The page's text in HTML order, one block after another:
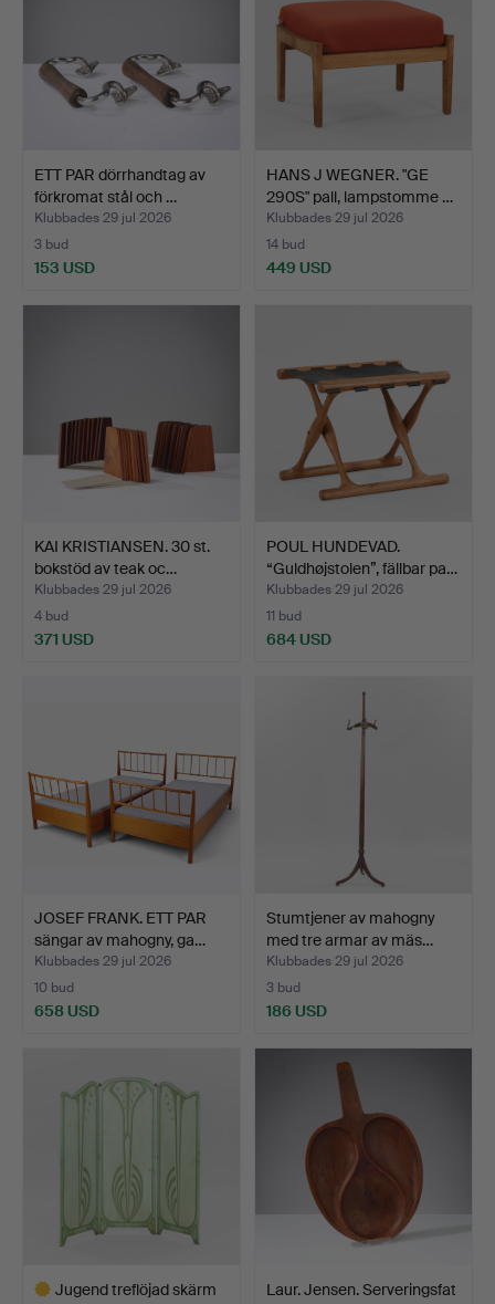
ETT PAR dörrhandtag av
förkromat stål och …
Klubbades 29 jul 2026
3 bud
153 USD
HANS J WEGNER. "GE
290S" pall, lampstomme …
Klubbades 29 jul 2026
14 bud
449 USD
KAI KRISTIANSEN. 30 st.
bokstöd av teak oc…
Klubbades 29 jul 2026
4 bud
371 USD
POUL HUNDEVAD.
“Guldhøjstolen”, fällbar pa…
Klubbades 29 jul 2026
11 bud
684 USD
JOSEF FRANK. ETT PAR
sängar av mahogny, ga…
Klubbades 29 jul 2026
10 bud
658 USD
Stumtjener av mahogny
med tre armar av mäs…
Klubbades 29 jul 2026
3 bud
186 USD
Jugend treflöjad skärm
Laur. Jensen. Serveringsfat